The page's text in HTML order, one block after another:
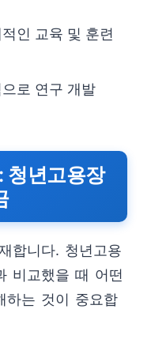
인 교육 및 훈련
로 연구 개발
청년고용장
합니다. 청년고용
비교했을 때 어떤
하는 것이 중요합